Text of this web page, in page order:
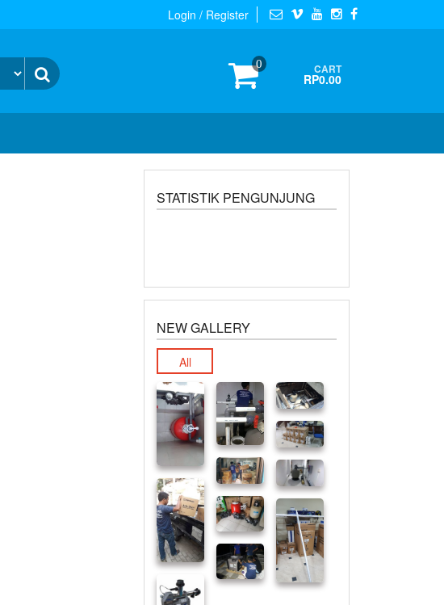
Login / Register
0 CART
RP0.00
STATISTIK PENGUNJUNG
NEW GALLERY
All